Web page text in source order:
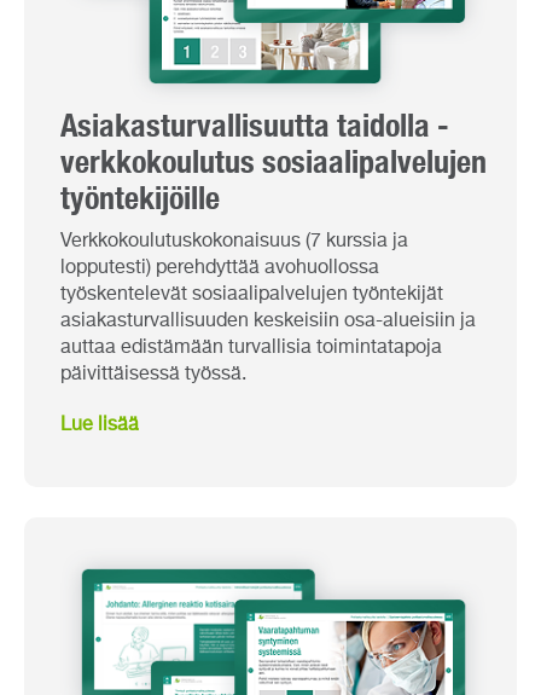
Asiakasturvallisuutta taidolla -
verkkokoulutus sosiaalipalvelujen
työntekijöille
Verkkokoulutuskokonaisuus (7 kurssia ja
lopputesti) perehdyttää avohuollossa
työskentelevät sosiaalipalvelujen työntekijät
asiakasturvallisuuden keskeisiin osa-alueisiin ja
auttaa edistämään turvallisia toimintatapoja
päivittäisessä työssä.
Lue lisää